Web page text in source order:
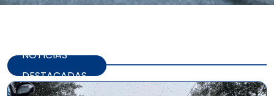
NOTICIAS
DESTACADAS